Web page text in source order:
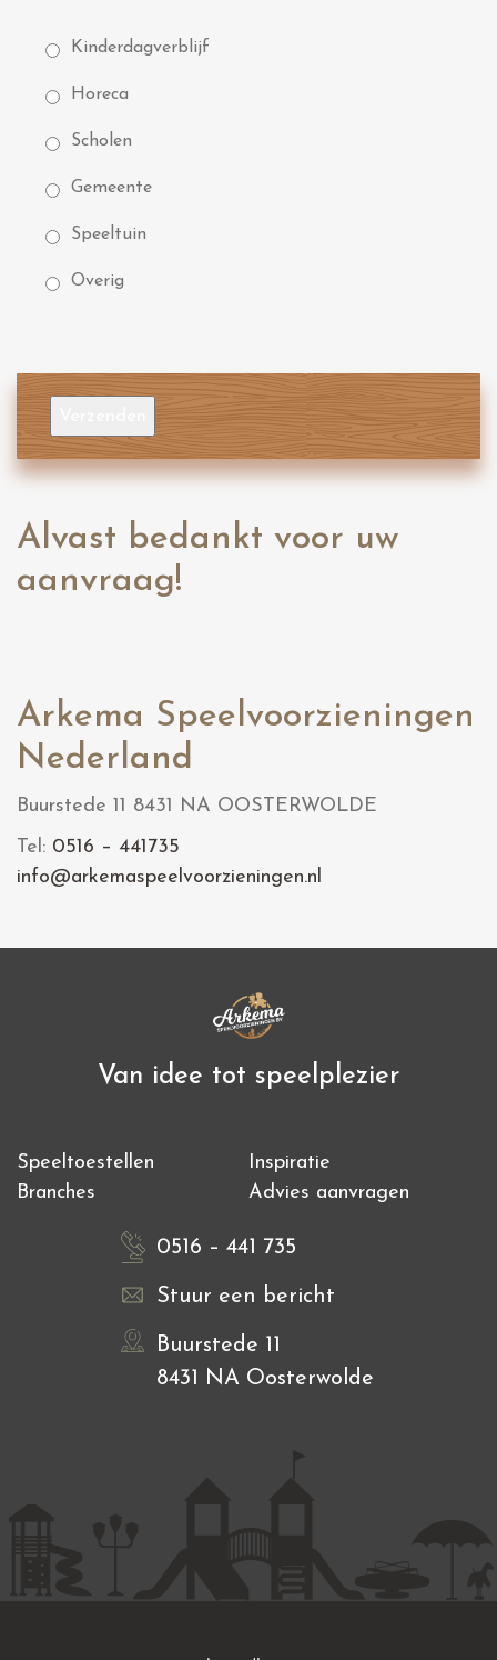
Kinderdagverblijf
Horeca
Scholen
Gemeente
Speeltuin
Overig
Alvast bedankt voor uw
aanvraag!
Arkema Speelvoorzieningen
Nederland
Buurstede 11 8431 NA OOSTERWOLDE
Tel: 0516 – 441735
info@arkemaspeelvoorzieningen.nl
Van idee tot speelplezier
Speeltoestellen
Inspiratie
Branches
Advies aanvragen
0516 – 441 735
Stuur een bericht
Buurstede 11
8431 NA Oosterwolde